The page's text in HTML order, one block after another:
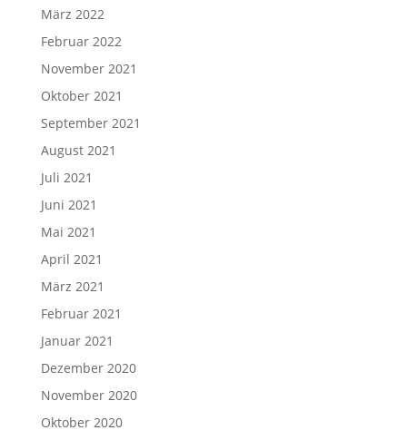
März 2022
Februar 2022
November 2021
Oktober 2021
September 2021
August 2021
Juli 2021
Juni 2021
Mai 2021
April 2021
März 2021
Februar 2021
Januar 2021
Dezember 2020
November 2020
Oktober 2020